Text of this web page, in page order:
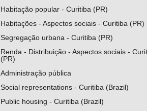
Habitação popular - Curitiba (PR)
Habitações - Aspectos sociais - Curitiba (PR)
Segregação urbana - Curitiba (PR)
Renda - Distribuição - Aspectos sociais -
(PR)
Administração pública
Social representations - Curitiba (Brazil)
Public housing - Curitiba (Brazil)